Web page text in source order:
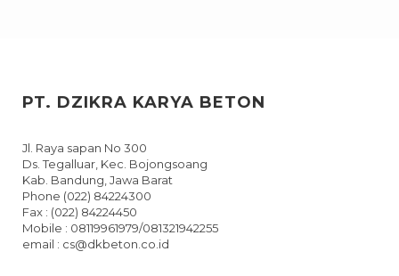
PT. DZIKRA KARYA BETON
Jl. Raya sapan No 300
Ds. Tegalluar, Kec. Bojongsoang
Kab. Bandung, Jawa Barat
Phone (022) 84224300
Fax : (022) 84224450
Mobile : 08119961979/081321942255
email : cs@dkbeton.co.id